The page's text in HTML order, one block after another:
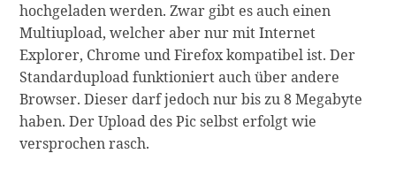
hochgeladen werden. Zwar gibt es auch einen
Multiupload, welcher aber nur mit Internet
Explorer, Chrome und Firefox kompatibel ist. Der
Standardupload funktioniert auch über andere
Browser. Dieser darf jedoch nur bis zu 8 Megabyte
haben. Der Upload des Pic selbst erfolgt wie
versprochen rasch.